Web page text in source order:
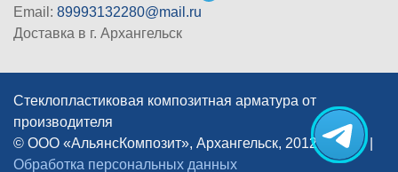
Email: 89993132280@mail.ru
Доставка в г. Архангельск
Стеклопластиковая композитная арматура от
производителя
© ООО «АльянсКомпозит», Архангельск, 2012–2026
Обработка персональных данных